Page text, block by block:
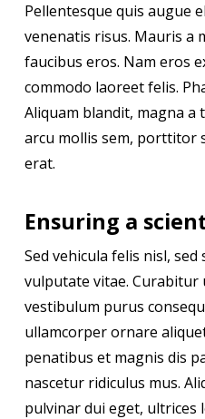
Pellentesque quis augue
venenatis risus. Mauris a
faucibus eros. Nam eros
commodo laoreet felis.
Aliquam blandit, magna a
arcu mollis sem, porttitor
erat.
Ensuring a
Sed vehicula felis nisl, sed
vulputate vitae. Curabitur
vestibulum purus
ullamcorper ornare
penatibus et magnis dis
nascetur ridiculus mus.
pulvinar dui eget, ultrices